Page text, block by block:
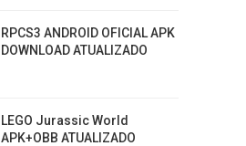
RPCS3 ANDROID OFICIAL APK
DOWNLOAD ATUALIZADO
LEGO Jurassic World
APK+OBB ATUALIZADO